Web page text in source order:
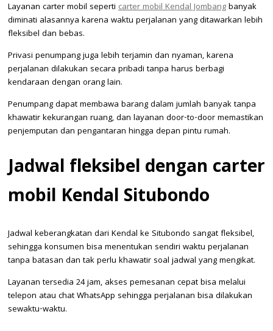
Layanan carter mobil seperti carter mobil Kendal Jombangbanyak
diminati alasannya karena waktu perjalanan yang ditawarkan lebih
fleksibel dan bebas.
Privasi penumpang juga lebih terjamin dan nyaman, karena
perjalanan dilakukan secara pribadi tanpa harus berbagi
kendaraan dengan orang lain.
Penumpang dapat membawa barang dalam jumlah banyak tanpa
khawatir kekurangan ruang, dan layanan door-to-door memastikan
penjemputan dan pengantaran hingga depan pintu rumah.
Jadwal fleksibel dengan carter
mobil Kendal Situbondo
Jadwal keberangkatan dari Kendal ke Situbondo sangat fleksibel,
sehingga konsumen bisa menentukan sendiri waktu perjalanan
tanpa batasan dan tak perlu khawatir soal jadwal yang mengikat.
Layanan tersedia 24 jam, akses pemesanan cepat bisa melalui
telepon atau chat WhatsApp sehingga perjalanan bisa dilakukan
sewaktu-waktu.